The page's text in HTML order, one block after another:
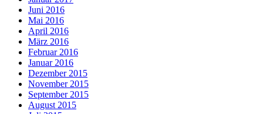
Juni 2016
Mai 2016
April 2016
März 2016
Februar 2016
Januar 2016
Dezember 2015
November 2015
September 2015
August 2015